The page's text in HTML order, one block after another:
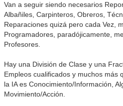
Van a seguir siendo necesarios
Albañiles, Carpinteros, Obreros,
Reparaciones quizá pero cada Vez,
Programadores, paradójicamente,
Profesores.
Hay una División de Clase y una
Empleos cualificados y muchos más
la IA es Conocimiento/Información,
Movimiento/Acción.